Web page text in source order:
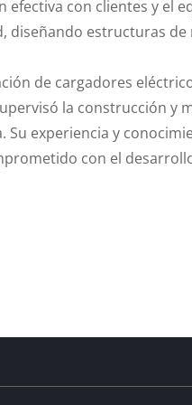
efectiva con clientes y el
diseñando estructuras
de cargadores
la construcción y
Su experiencia y
con el